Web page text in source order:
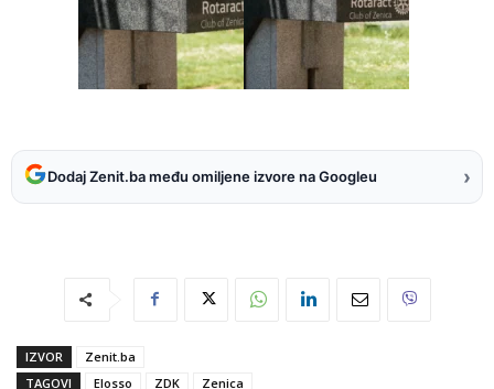
Dodaj Zenit.ba među omiljene izvore na Googleu ›
IZVOR
Zenit.ba
TAGOVI
Elosso ZDK Zenica